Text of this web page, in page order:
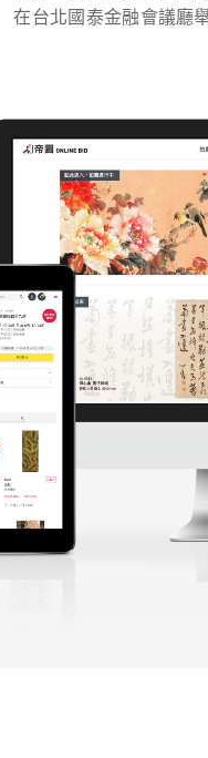
在台北國泰金融會議廳